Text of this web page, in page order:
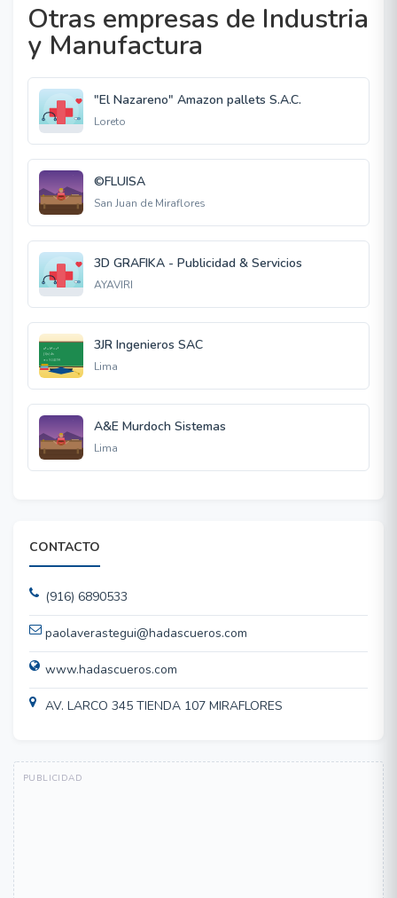
Otras empresas de Industria
y Manufactura
"El Nazareno" Amazon pallets S.A.C.
Loreto
©FLUISA
San Juan de Miraflores
3D GRAFIKA - Publicidad & Servicios
AYAVIRI
3JR Ingenieros SAC
Lima
A&E Murdoch Sistemas
Lima
CONTACTO
(916) 6890533
paolaverastegui@hadascueros.com
www.hadascueros.com
AV. LARCO 345 TIENDA 107 MIRAFLORES